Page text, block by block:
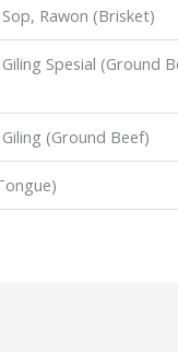
Rawon (Brisket)
Spesial (Ground
(Ground Beef)